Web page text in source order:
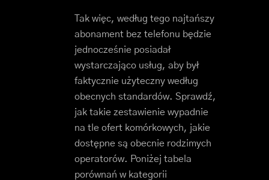
Tak więc, według tego najtańszy
abonament bez telefonu będzie
jednocześnie posiadał
wystarczająco usług, aby był
faktycznie użyteczny według
obecnych standardów. Sprawdź,
jak takie zestawienie wypadnie
na tle ofert komórkowych, jakie
dostępne są obecnie rodzimych
operatorów. Poniżej tabela
porównań w kategorii